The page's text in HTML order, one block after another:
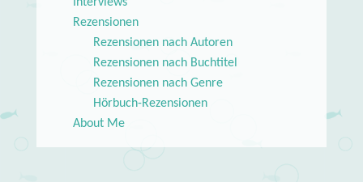
Rezensionen
Rezensionen nach Autoren
Rezensionen nach Buchtitel
Rezensionen nach Genre
Hörbuch-Rezensionen
About Me